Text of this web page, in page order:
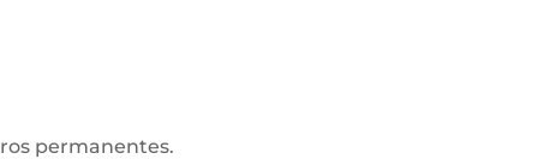
permanentes.